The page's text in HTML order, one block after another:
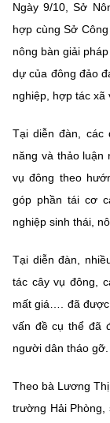
Bưu chính,
Tiêu chuẩn,
Năng lượng
Tin tổng hợp
Tin địa
Lấy ý kiến
THỐNG KÊ
Khoa học và
Đổi mới sáng
Chuyển đổi
Sở hữu trí tuệ
Năng lượng
Multimedia
Videos
Infographic
Ảnh
Voice
Nhiệm vụ trọng
Chọn ngôn ngữ
Ngày 9/10, Sở
hợp cùng Sở
nông bàn giải
dự của đông đảo
nghiệp, hợp tác xã
Tại diễn đàn, các
năng và thảo luận
vụ đông theo
góp phần tái cơ
nghiệp sinh thái,
Tại diễn đàn,
tác cây vụ đông,
mất giá…. đã được
vấn đề cụ thể đã
người dân tháo gỡ.
Theo bà Lương
trường Hải Phòng,